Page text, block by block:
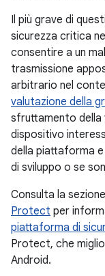
Il più grave di
sicurezza critica
consentire a un
trasmissione
arbitrario nel
valutazione della
sfruttamento della
dispositivo
della piattaforma
di sviluppo o se
Consulta la sezione
Protect per
piattaforma di
Protect, che
Android.